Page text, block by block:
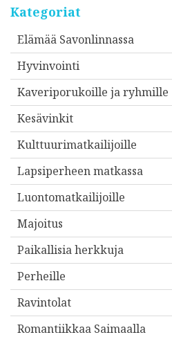
Kategoriat
Elämää Savonlinnassa
Hyvinvointi
Kaveriporukoille ja ryhmille
Kesävinkit
Kulttuurimatkailijoille
Lapsiperheen matkassa
Luontomatkailijoille
Majoitus
Paikallisia herkkuja
Perheille
Ravintolat
Romantiikkaa Saimaalla